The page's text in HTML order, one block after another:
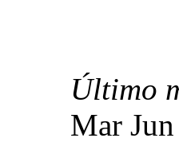
Último
Mar